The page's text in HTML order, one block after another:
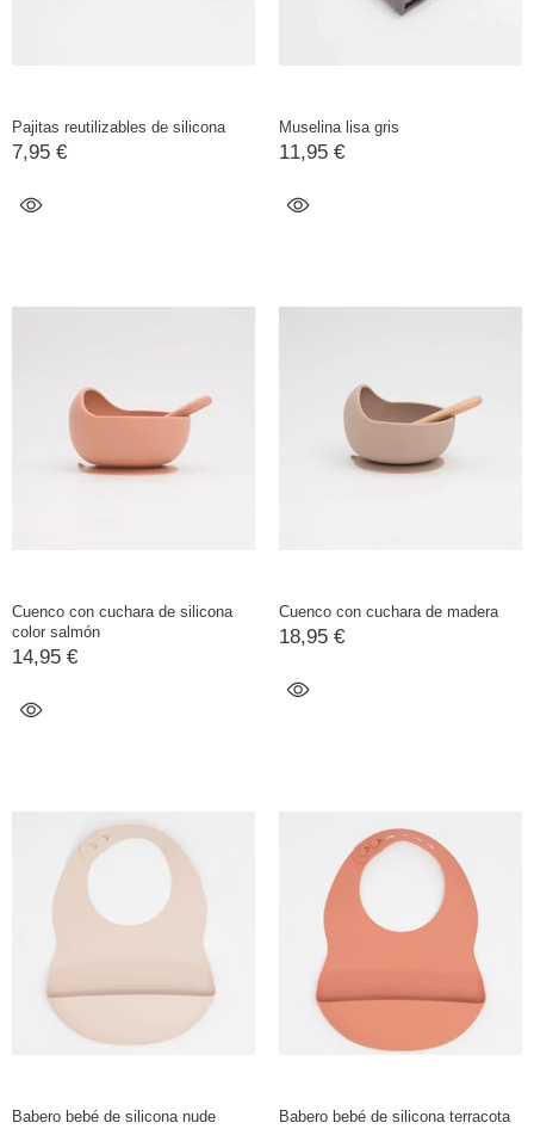
Pajitas reutilizables de silicona
7,95 €
Muselina lisa gris
11,95 €
Cuenco con cuchara de silicona
color salmón
14,95 €
Cuenco con cuchara de madera
18,95 €
Babero bebé de silicona nude Babero bebé de silicona terracota